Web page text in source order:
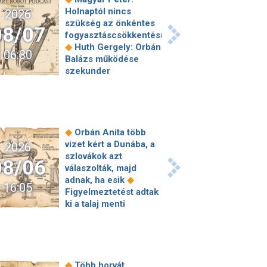
2026
07
06:30
Holnaptól nincs
szükség az önkéntes
fogyasztáscsökkentésre
◆ Huth Gergely: Orbán
Balázs működése
szekunder
megszerzésének
korlátozásáról írt alá
rendeletet Donald
Trump◆„Kevésen
múlt a katasztrófa” –
szintet léphetett az
orosz hibrid
kekvák után?◆
2026
06
16:05
◆ Orbán Anita több
vizet kért a Dunába, a
szlovákok azt
válaszolták, majd
adnak, ha esik ◆
Figyelmeztetést adtak
ki a talaj menti
meg a Colosseum